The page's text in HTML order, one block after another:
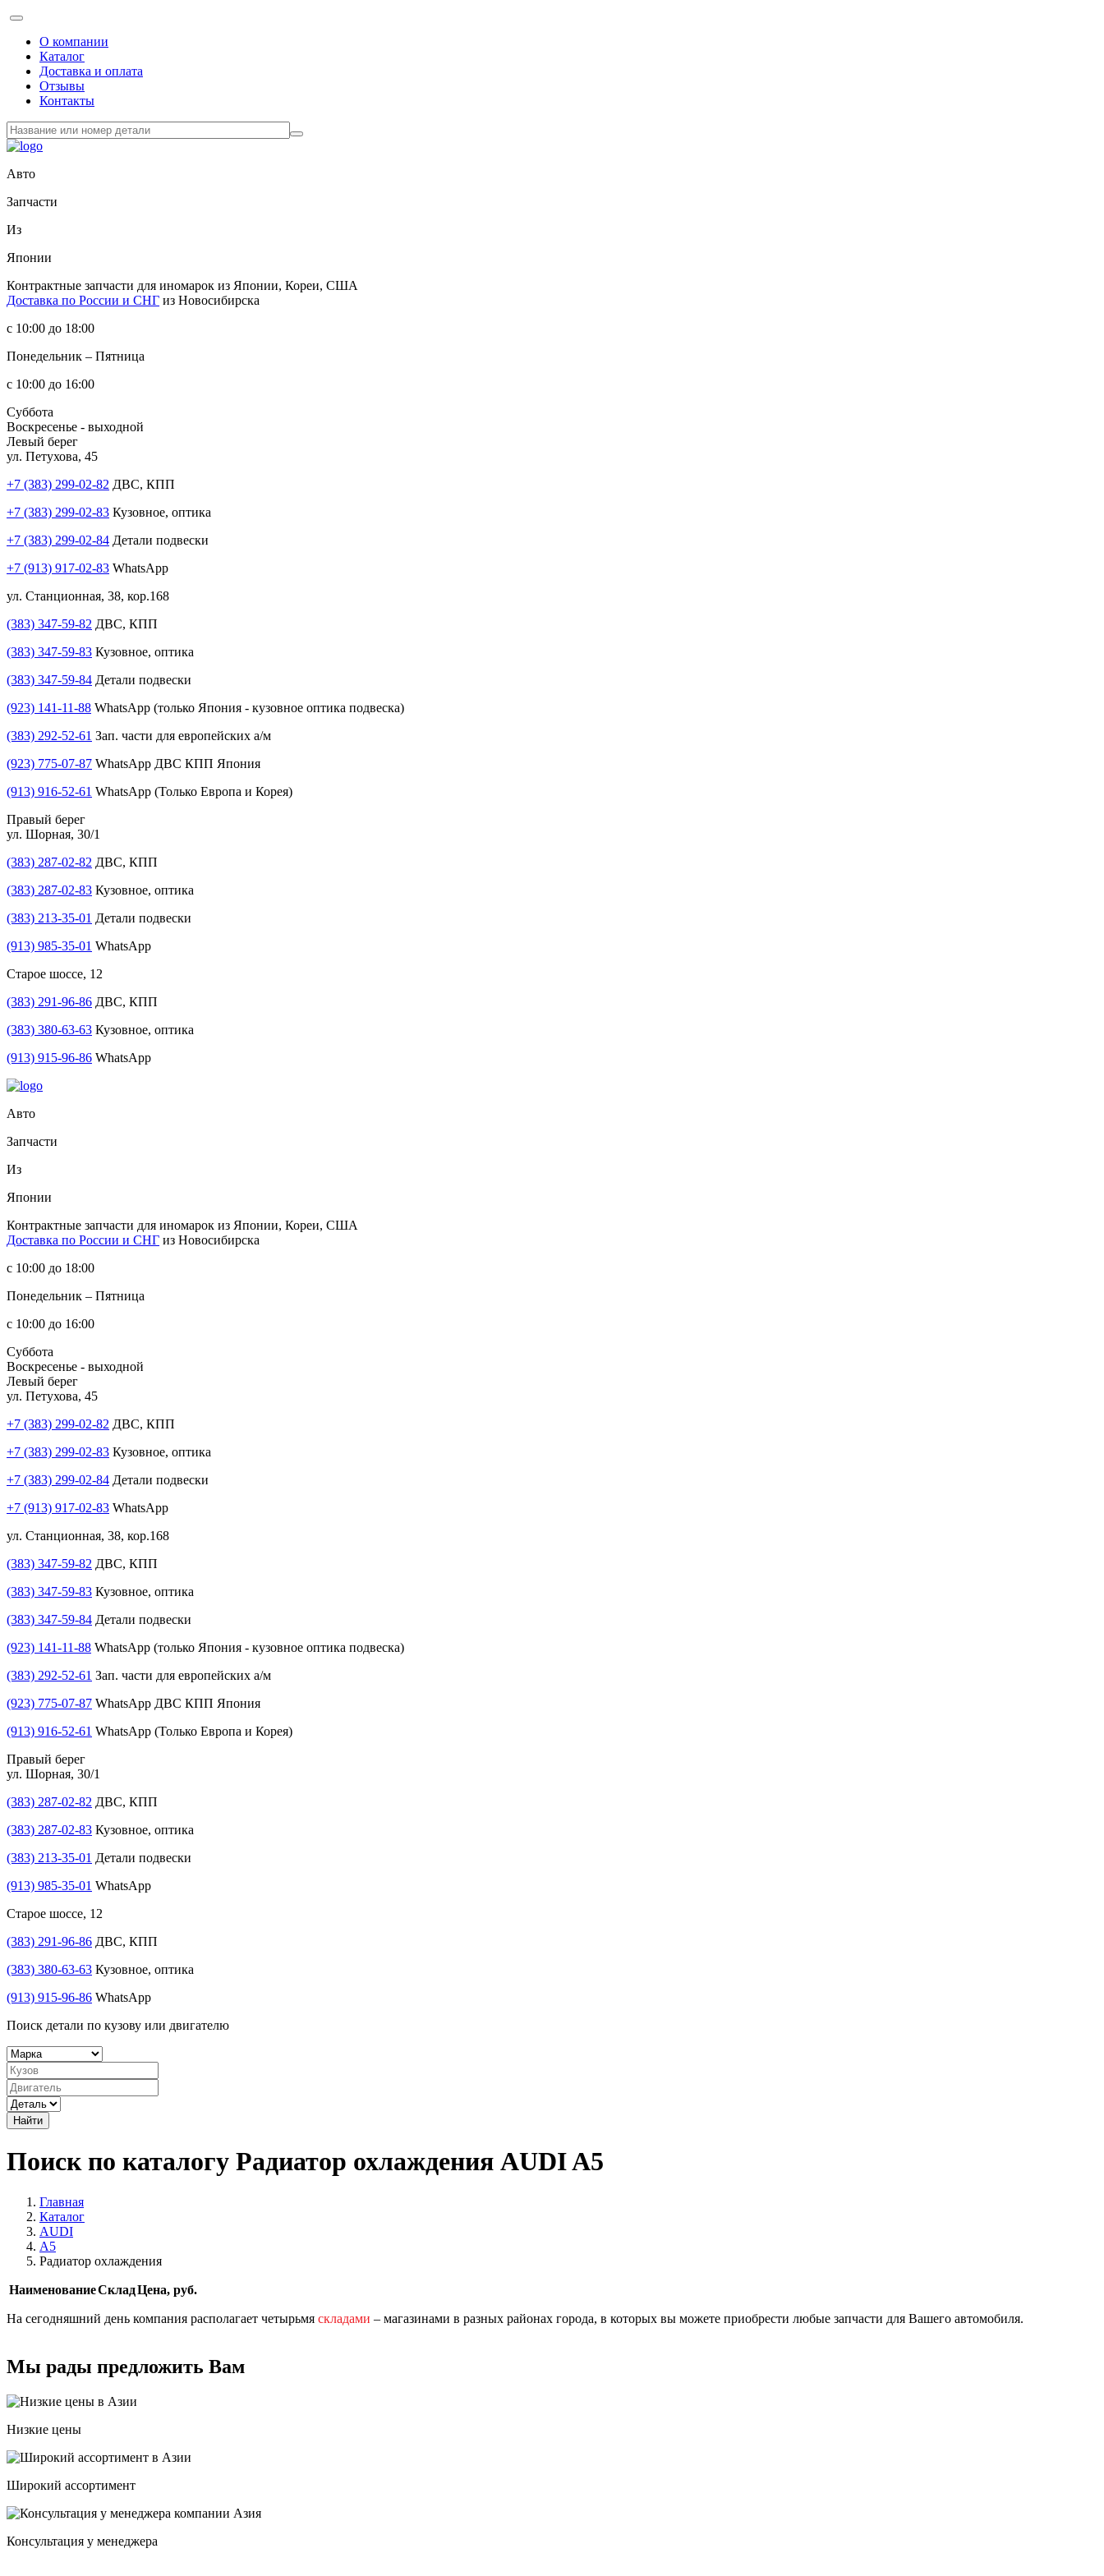
О компании
Каталог
Доставка и оплата
Отзывы
Контакты
Авто
Запчасти
Из
Японии
Контрактные запчасти для иномарок из Японии, Кореи, США
Доставка по России и СНГ из Новосибирска
с 10:00 до 18:00
Понедельник – Пятница
с 10:00 до 16:00
Суббота
Воскресенье - выходной
Левый берег
ул. Петухова, 45
+7 (383) 299-02-82 ДВС, КПП
+7 (383) 299-02-83 Кузовное, оптика
+7 (383) 299-02-84 Детали подвески
+7 (913) 917-02-83 WhatsApp
ул. Станционная, 38, кор.168
(383) 347-59-82 ДВС, КПП
(383) 347-59-83 Кузовное, оптика
(383) 347-59-84 Детали подвески
(923) 141-11-88 WhatsApp (только Япония - кузовное оптика подвеска)
(383) 292-52-61 Зап. части для европейских а/м
(923) 775-07-87 WhatsApp ДВС КПП Япония
(913) 916-52-61 WhatsApp (Только Европа и Корея)
Правый берег
ул. Шорная, 30/1
(383) 287-02-82 ДВС, КПП
(383) 287-02-83 Кузовное, оптика
(383) 213-35-01 Детали подвески
(913) 985-35-01 WhatsApp
Старое шоссе, 12
(383) 291-96-86 ДВС, КПП
(383) 380-63-63 Кузовное, оптика
(913) 915-96-86 WhatsApp
Авто
Запчасти
Из
Японии
Контрактные запчасти для иномарок из Японии, Кореи, США
Доставка по России и СНГ из Новосибирска
с 10:00 до 18:00
Понедельник – Пятница
с 10:00 до 16:00
Суббота
Воскресенье - выходной
Левый берег
ул. Петухова, 45
+7 (383) 299-02-82 ДВС, КПП
+7 (383) 299-02-83 Кузовное, оптика
+7 (383) 299-02-84 Детали подвески
+7 (913) 917-02-83 WhatsApp
ул. Станционная, 38, кор.168
(383) 347-59-82 ДВС, КПП
(383) 347-59-83 Кузовное, оптика
(383) 347-59-84 Детали подвески
(923) 141-11-88 WhatsApp (только Япония - кузовное оптика подвеска)
(383) 292-52-61 Зап. части для европейских а/м
(923) 775-07-87 WhatsApp ДВС КПП Япония
(913) 916-52-61 WhatsApp (Только Европа и Корея)
Правый берег
ул. Шорная, 30/1
(383) 287-02-82 ДВС, КПП
(383) 287-02-83 Кузовное, оптика
(383) 213-35-01 Детали подвески
(913) 985-35-01 WhatsApp
Старое шоссе, 12
(383) 291-96-86 ДВС, КПП
(383) 380-63-63 Кузовное, оптика
(913) 915-96-86 WhatsApp
Поиск детали по кузову или двигателю
Найти
Поиск по каталогу Радиатор охлаждения AUDI A5
Главная
Каталог
AUDI
A5
Радиатор охлаждения
НаименованиеСкладЦена, руб.
На сегодняшний день компания располагает четырьмя складами – магазинами в разных районах города, в которых вы можете приобрести любые запчасти для Вашего автомобиля.
Мы рады предложить Вам
Низкие цены
Широкий ассортимент
Консультация у менеджера